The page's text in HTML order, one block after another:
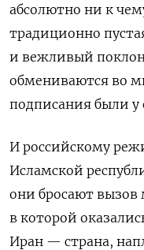
абсолютно ни к
традиционно
и вежливый
обмениваются во
подписания были у
И российскому
Исламской
они бросают
в которой
Иран — страна,